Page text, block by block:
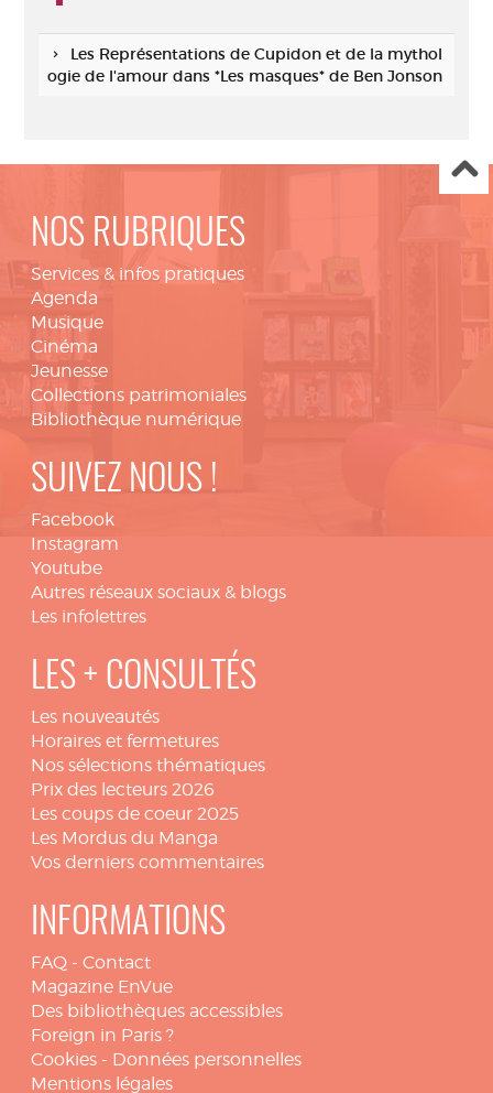
Les Représentations de Cupidon et de la mythol
ogie de l'amour dans *Les masques* de Ben Jonson
NOS RUBRIQUES
Services & infos pratiques
Agenda
Musique
Cinéma
Jeunesse
Collections patrimoniales
Bibliothèque numérique
SUIVEZ NOUS !
Facebook
Instagram
Youtube
Autres réseaux sociaux & blogs
Les infolettres
LES + CONSULTÉS
Les nouveautés
Horaires et fermetures
Nos sélections thématiques
Prix des lecteurs 2026
Les coups de coeur 2025
Les Mordus du Manga
Vos derniers commentaires
INFORMATIONS
FAQ - Contact
Magazine EnVue
Des bibliothèques accessibles
Foreign in Paris ?
Cookies - Données personnelles
Mentions légales